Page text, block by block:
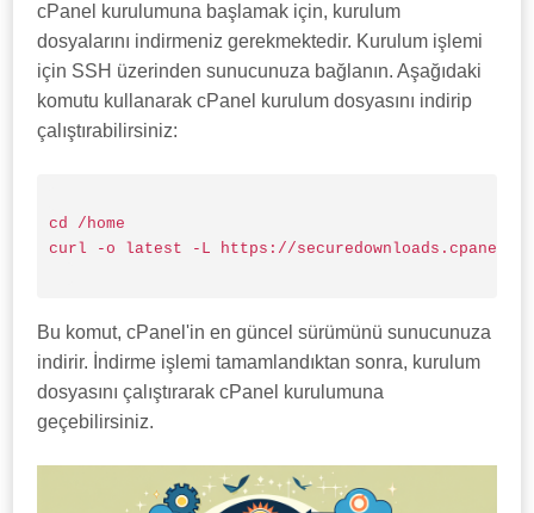
cPanel kurulumuna başlamak için, kurulum
dosyalarını indirmeniz gerekmektedir. Kurulum işlemi
için SSH üzerinden sunucunuza bağlanın. Aşağıdaki
komutu kullanarak cPanel kurulum dosyasını indirip
çalıştırabilirsiniz:
cd /home
curl -o latest -L https://
Bu komut, cPanel'in en güncel sürümünü sunucunuza
indirir. İndirme işlemi tamamlandıktan sonra, kurulum
dosyasını çalıştırarak cPanel kurulumuna
geçebilirsiniz.